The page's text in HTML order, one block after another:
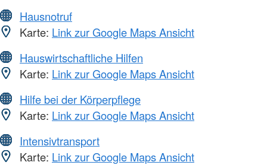
Hausnotruf
Karte: Link zur Google Maps Ansicht
Hauswirtschaftliche Hilfen
Karte: Link zur Google Maps Ansicht
Hilfe bei der Körperpflege
Karte: Link zur Google Maps Ansicht
Intensivtransport
Karte: Link zur Google Maps Ansicht